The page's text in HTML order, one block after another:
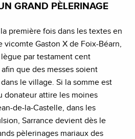
GRAND PÈLERINAGE
première fois dans les textes en
vicomte Gaston X de Foix-Béarn,
par testament cent
que des messes soient
le village. Si la somme est
donateur attire les moines
de-la-Castelle, dans les
Sarrance devient dès le
pèlerinages mariaux des